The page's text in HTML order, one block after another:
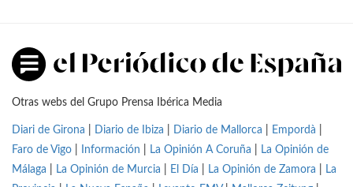
Otras webs del Grupo Prensa Ibérica Media
Diari de Girona Diario de Ibiza Diario de Mallorca Empordà
Faro de Vigo
Información La Opinión A Coruña
La Opinión de
Málaga
La Opinión de Murcia El Día La Opinión de Zamora
La